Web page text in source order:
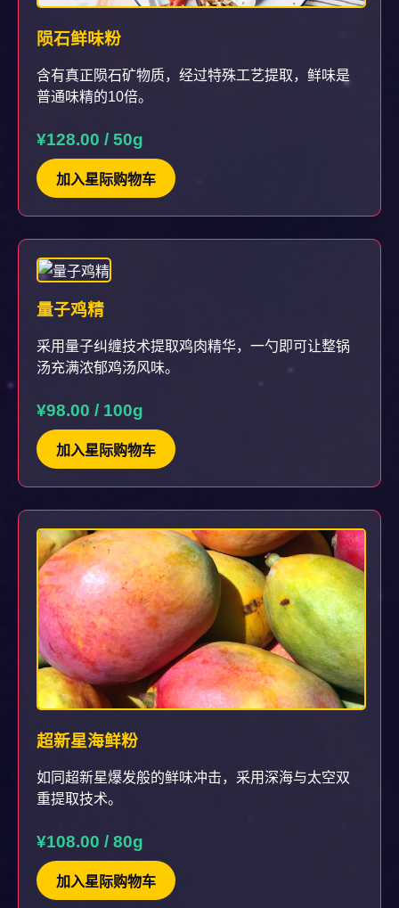
陨石鲜味粉
含有真正陨石矿物质，经过特殊工艺提取，鲜味是
普通味精的10倍。
¥128.00 / 50g
加入星际购物车
量子鸡精
采用量子纠缠技术提取鸡肉精华，一勺即可让整锅
汤充满浓郁鸡汤风味。
¥98.00 / 100g
加入星际购物车
超新星海鲜粉
如同超新星爆发般的鲜味冲击，采用深海与太空双
重提取技术。
¥108.00 / 80g
加入星际购物车